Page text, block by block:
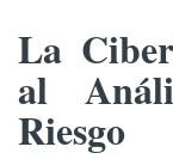
La
al
Riesgo